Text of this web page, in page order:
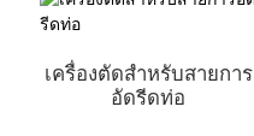
เครื่องตัดสำหรับสายการ
อัดรีดท่อ